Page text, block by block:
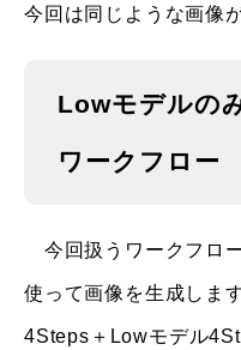
今回は同じような画像
Lowモデルの
ワークフロー
今回扱うワークフロ
使って画像を生成しま
4Steps＋Lowモデル